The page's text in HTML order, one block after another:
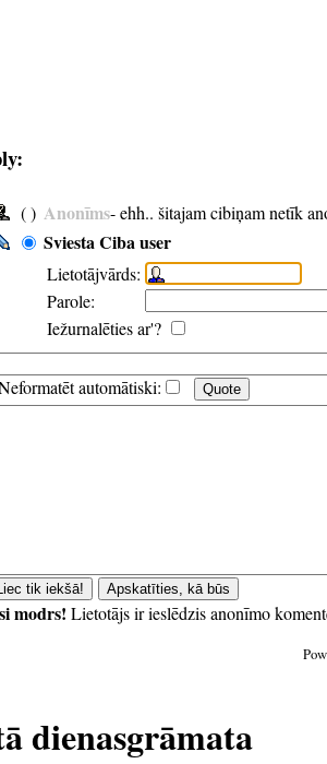
( ) Anonīms- ehh.. šitajam cibiņam netīk
Sviesta Ciba user
Lietotājvārds:
Parole:
Iežurnalēties ar'?
automātiski:
modrs! Lietotājs ir ieslēdzis anonīmo
dienasgrāmata